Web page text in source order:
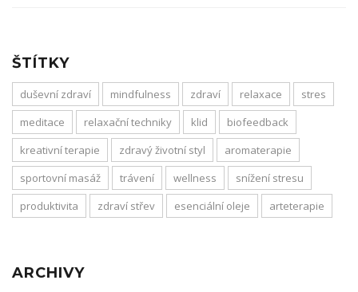
ŠTÍTKY
duševní zdraví mindfulness zdraví relaxace
stres
meditace
relaxační techniky klid
biofeedback
kreativní terapie
zdravý životní styl
aromaterapie
sportovní masáž
trávení wellness
snížení stresu
produktivita
zdraví střev esenciální oleje arteterapie
ARCHIVY